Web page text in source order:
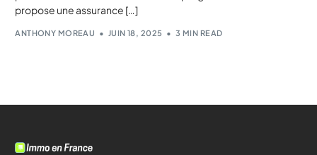
propose une assurance […]
ANTHONY MOREAU JUIN 18, 2025 3 MIN READ